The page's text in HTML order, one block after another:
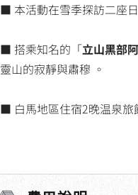
■ 本活動在雪季探訪二座
■ 搭乘知名的「立山黑部
靈山的寂靜與肅穆 。
■ 白馬地區住宿2晚温泉旅